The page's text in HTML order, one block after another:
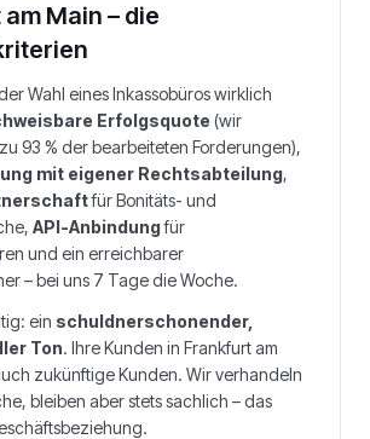
Main – die
Wahl eines Inkassobüros wirklich
Erfolgsquote (wir
93 % der bearbeiteten Forderungen),
mit eigener Rechtsabteilung,
für Bonitäts- und
API-Anbindungfür
und ein erreichbarer
– bei uns 7 Tage die Woche.
ein schuldnerschonender,
Ton. Ihre Kunden in Frankfurt am
zukünftige Kunden. Wir verhandeln
bleiben aber stets sachlich – das